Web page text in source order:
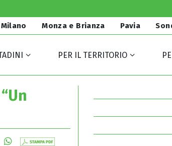
Milano Monza e Brianza Pavia
PER IL TERRITORIO